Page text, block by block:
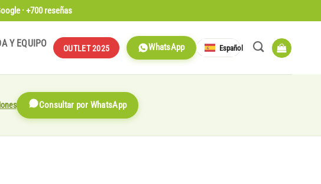
· +700 reseñas
Y EQUIPO OUTLET 2025 WhatsApp Español
Consultar por WhatsApp